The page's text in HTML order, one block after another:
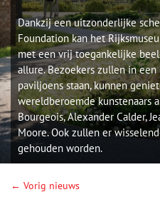
Dankzij een uitzonderlijke
Foundation kan het
met een vrij toegankelijke
allure. Bezoekers zullen in
paviljoens staan, kunnen
wereldberoemde kunstenaars
Bourgeois, Alexander Calder,
Moore. Ook zullen er
gehouden worden.
← Vorig nieuws